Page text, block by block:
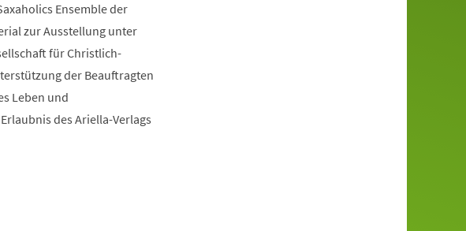
Ensemble der
zur Ausstellung unter
für Christlich-
der Beauftragten
Leben und
des Ariella-Verlags